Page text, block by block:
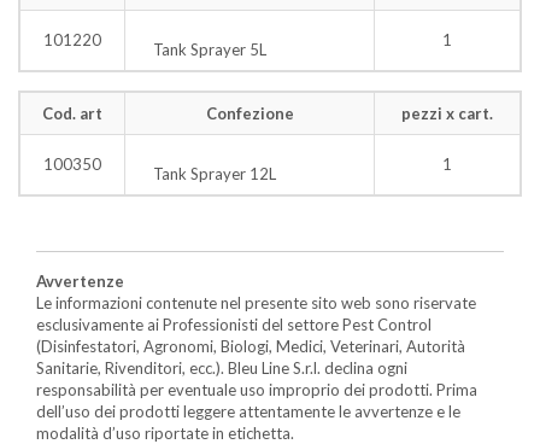
101220 Tank Sprayer 5L 1
Cod. art Confezione pezzi x cart.
100350 Tank Sprayer 12L 1
Avvertenze
Le informazioni contenute nel presente sito web sono riservate
esclusivamente ai Professionisti del settore Pest Control
(Disinfestatori, Agronomi, Biologi, Medici, Veterinari, Autorità
Sanitarie, Rivenditori, ecc.). Bleu Line S.r.l. declina ogni
responsabilità per eventuale uso improprio dei prodotti. Prima
dell’uso dei prodotti leggere attentamente le avvertenze e le
modalità d’uso riportate in etichetta.